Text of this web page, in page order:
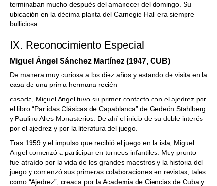
terminaban mucho después del amanecer del domingo. Su
ubicación en la décima planta del Carnegie Hall era siempre
bulliciosa.
IX. Reconocimiento Especial
Miguel Ángel Sánchez Martínez (1947, CUB)
De manera muy curiosa a los diez años y estando de visita en la
casa de una prima hermana recién
casada, Miguel Angel tuvo su primer contacto con el ajedrez por
el libro “Partidas Clásicas de Capablanca” de Gedeón Stahlberg
y Paulino Alles Monasterios. De ahí el inicio de su doble interés
por el ajedrez y por la literatura del juego.
Tras 1959 y el impulso que recibió el juego en la isla, Miguel
Angel comenzó a participar en torneos infantiles. Muy pronto
fue atraído por la vida de los grandes maestros y la historia del
juego y comenzó sus primeras colaboraciones en revistas, tales
como “Ajedrez”, creada por la Academia de Ciencias de Cuba y